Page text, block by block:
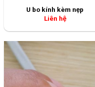
U bo kính kèm nẹp
Liên hệ